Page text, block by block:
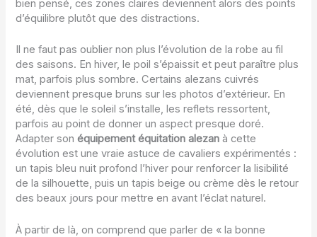
bien pensé, ces zones claires deviennent alors des points
d’équilibre plutôt que des distractions.
Il ne faut pas oublier non plus l’évolution de la robe au fil
des saisons. En hiver, le poil s’épaissit et peut paraître plus
mat, parfois plus sombre. Certains alezans cuivrés
deviennent presque bruns sur les photos d’extérieur. En
été, dès que le soleil s’installe, les reflets ressortent,
parfois au point de donner un aspect presque doré.
Adapter sonéquipement équitation alezan à cette
évolution est une vraie astuce de cavaliers expérimentés :
un tapis bleu nuit profond l’hiver pour renforcer la lisibilité
de la silhouette, puis un tapis beige ou crème dès le retour
des beaux jours pour mettre en avant l’éclat naturel.
À partir de là, on comprend que parler de « la bonne